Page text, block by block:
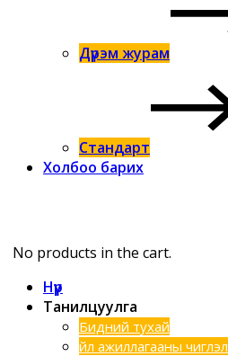
Дүрэм журам
Стандарт
Холбоо барих
No products in the cart.
Нүүр
Танилцуулга
Бидний тухай
Үйл ажиллагааны чиглэл